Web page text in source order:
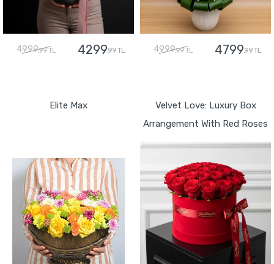
4999,99 TL 4299,99 TL 4999,99 TL 4799,99 TL
Elite Max
Velvet Love: Luxury Box
Arrangement With Red Roses